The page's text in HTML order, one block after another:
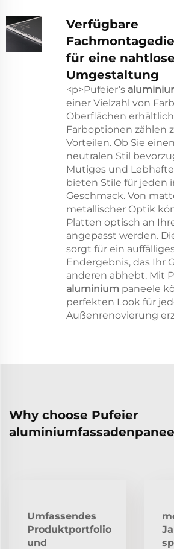
Verfügbare
für eine nahtlose
Umgestaltung
<p>Pufeier’s
einer Vielzahl von
Oberflächen
Farboptionen zählen
Vorteilen. Ob Sie
neutralen Stil
Mutiges und
bieten Stile für jeden
Geschmack. Von
metallischer Optik
Platten optisch an
angepasst werden.
sorgt für ein
Endergebnis, das Ihr
anderen abhebt. Mit
aluminium paneele
perfekten Look für
Außenrenovierung
Why choose Pufeier
Umfassendes
Produktportfolio
und